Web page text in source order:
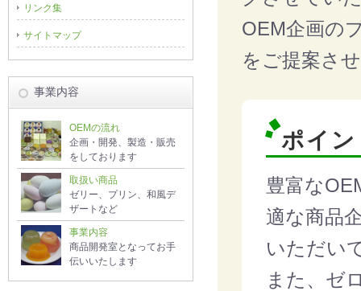
OEM企画の
をご提案さ
ポイ
豊富な
適な商品
いただい
また、ゼ
リンク集
サイトマップ
事業内容
OEMの流れ
企画・開発、製造・販売
をしております
取扱い商品
ゼリー、プリン、和風デ
ザートなど
事業内容
商品開発室となってお手
伝いいたします